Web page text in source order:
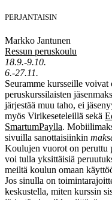
PERJANTAISIN
Markko Jantunen
Ressun peruskoulu
18.9.-9.10.
6.-27.11.
Seuramme kursseille voivat
peruskurssilaisten
järjestää muu taho, ei
myös Virikeseteleillä sekä
SmartumPaylla.
sivuilla sanottaisiinkin
Koulujen vuorot on peruttu
voi tulla yksittäisiä
meiltä koulun omaan
Jos sinulla on
keskustella, miten kurssin